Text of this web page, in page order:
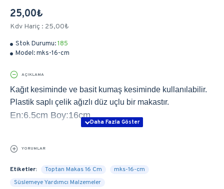
Stok Durumu:185
Model:mks-16-cm
25,00₺
Kdv Hariç : 25,00₺
AÇIKLAMA
Kağıt kesiminde ve basit kumaş kesiminde kullanılabilir.
Plastik saplı çelik ağızlı düz uçlu bir makastır.
En:6.5cm Boy:16cm
YORUMLAR
Etiketler: Toptan Makas 16 Cm
mks-16-cm
Süslemeye Yardımcı Malzemeler